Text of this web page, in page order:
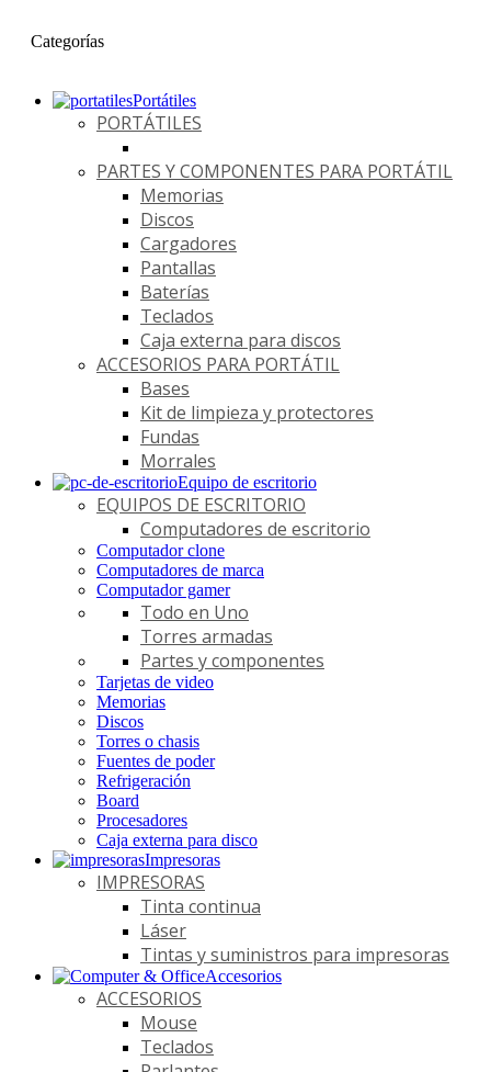
Categorías
Portátiles
PORTÁTILES
PARTES Y COMPONENTES PARA PORTÁTIL
Memorias
Discos
Cargadores
Pantallas
Baterías
Teclados
Caja externa para discos
ACCESORIOS PARA PORTÁTIL
Bases
Kit de limpieza y protectores
Fundas
Morrales
Equipo de escritorio
EQUIPOS DE ESCRITORIO
Computadores de escritorio
Computador clone
Computadores de marca
Computador gamer
Todo en Uno
Torres armadas
Partes y componentes
Tarjetas de video
Memorias
Discos
Torres o chasis
Fuentes de poder
Refrigeración
Board
Procesadores
Caja externa para disco
Impresoras
IMPRESORAS
Tinta continua
Láser
Tintas y suministros para impresoras
Accesorios
ACCESORIOS
Mouse
Teclados